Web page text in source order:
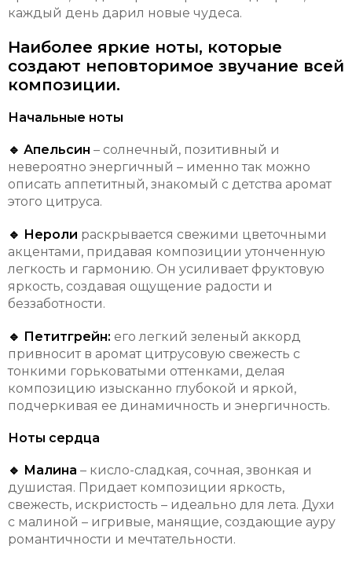
каждый день дарил новые чудеса.
Наиболее яркие ноты, которые
создают неповторимое звучание всей
композиции.
Начальные ноты
🔹 Апельсин – солнечный, позитивный и
невероятно энергичный – именно так можно
описать аппетитный, знакомый с детства аромат
этого цитруса.
🔹 Нероли раскрывается свежими цветочными
акцентами, придавая композиции утонченную
легкость и гармонию. Он усиливает фруктовую
яркость, создавая ощущение радости и
беззаботности.
🔹 Петитгрейн: его легкий зеленый аккорд
привносит в аромат цитрусовую свежесть с
тонкими горьковатыми оттенками, делая
композицию изысканно глубокой и яркой,
подчеркивая ее динамичность и энергичность.
Ноты сердца
🔹 Малина – кисло-сладкая, сочная, звонкая и
душистая. Придает композиции яркость,
свежесть, искристость – идеально для лета. Духи
с малиной – игривые, манящие, создающие ауру
романтичности и мечтательности.